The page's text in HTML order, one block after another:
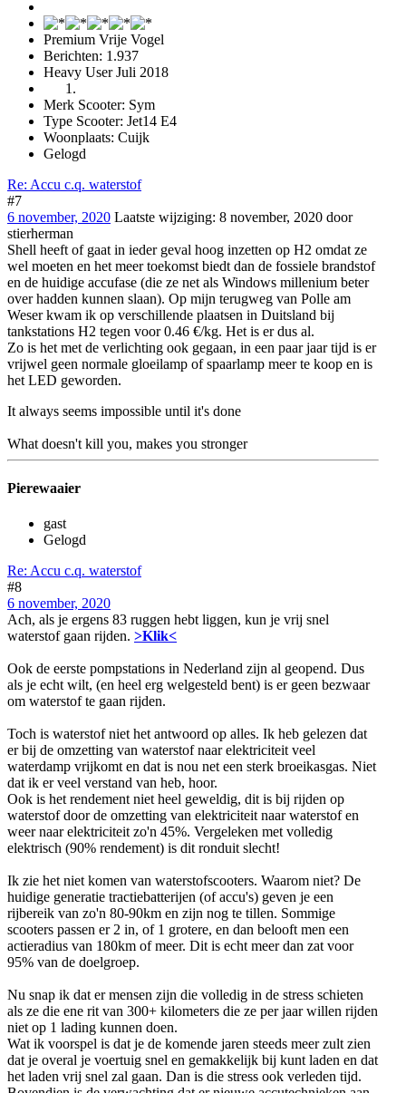
Premium Vrije Vogel
Berichten: 1.937
Heavy User Juli 2018
Merk Scooter: Sym
Type Scooter: Jet14 E4
Woonplaats: Cuijk
Gelogd
Re: Accu c.q. waterstof
#7
6 november, 2020 Laatste wijziging: 8 november, 2020 door
stierherman
Shell heeft of gaat in ieder geval hoog inzetten op H2 omdat ze
wel moeten en het meer toekomst biedt dan de fossiele brandstof
en de huidige accufase (die ze net als Windows millenium beter
over hadden kunnen slaan). Op mijn terugweg van Polle am
Weser kwam ik op verschillende plaatsen in Duitsland bij
tankstations H2 tegen voor 0.46 €/kg. Het is er dus al.
Zo is het met de verlichting ook gegaan, in een paar jaar tijd is er
vrijwel geen normale gloeilamp of spaarlamp meer te koop en is
het LED geworden.
It always seems impossible until it's done
What doesn't kill you, makes you stronger
Pierewaaier
gast
Gelogd
Re: Accu c.q. waterstof
#8
6 november, 2020
Ach, als je ergens 83 ruggen hebt liggen, kun je vrij snel
waterstof gaan rijden. >Klik<
Ook de eerste pompstations in Nederland zijn al geopend. Dus
als je echt wilt, (en heel erg welgesteld bent) is er geen bezwaar
om waterstof te gaan rijden.
Toch is waterstof niet het antwoord op alles. Ik heb gelezen dat
er bij de omzetting van waterstof naar elektriciteit veel
waterdamp vrijkomt en dat is nou net een sterk broeikasgas. Niet
dat ik er veel verstand van heb, hoor.
Ook is het rendement niet heel geweldig, dit is bij rijden op
waterstof door de omzetting van elektriciteit naar waterstof en
weer naar elektriciteit zo'n 45%. Vergeleken met volledig
elektrisch (90% rendement) is dit ronduit slecht!
Ik zie het niet komen van waterstofscooters. Waarom niet? De
huidige generatie tractiebatterijen (of accu's) geven je een
rijbereik van zo'n 80-90km en zijn nog te tillen. Sommige
scooters passen er 2 in, of 1 grotere, en dan belooft men een
actieradius van 180km of meer. Dit is echt meer dan zat voor
95% van de doelgroep.
Nu snap ik dat er mensen zijn die volledig in de stress schieten
als ze die ene rit van 300+ kilometers die ze per jaar willen rijden
niet op 1 lading kunnen doen.
Wat ik voorspel is dat je de komende jaren steeds meer zult zien
dat je overal je voertuig snel en gemakkelijk bij kunt laden en dat
het laden vrij snel zal gaan. Dan is die stress ook verleden tijd.